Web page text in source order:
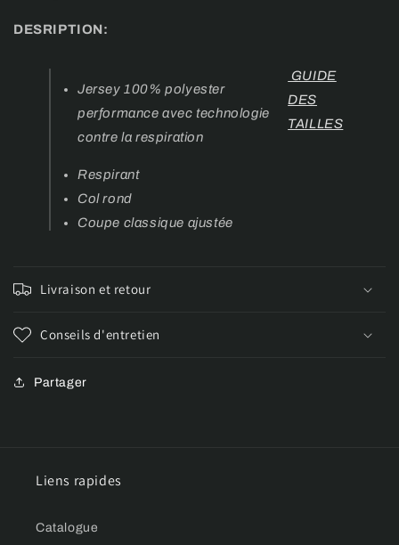
DESRIPTION:
Jersey 100% polyester
performance avec technologie
contre la respiration
Respirant
Col rond
Coupe classique ajustée
GUIDE
DES
TAILLES
Livraison et retour
Conseils d'entretien
Partager
Liens rapides
Catalogue